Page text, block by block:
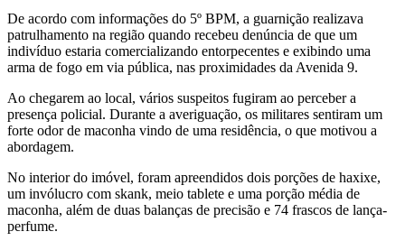
De acordo com informações do 5º BPM, a guarnição realizava
patrulhamento na região quando recebeu denúncia de que um
indivíduo estaria comercializando entorpecentes e exibindo uma
arma de fogo em via pública, nas proximidades da Avenida 9.
Ao chegarem ao local, vários suspeitos fugiram ao perceber a
presença policial. Durante a averiguação, os militares sentiram um
forte odor de maconha vindo de uma residência, o que motivou a
abordagem.
No interior do imóvel, foram apreendidos dois porções de haxixe,
um invólucro com skank, meio tablete e uma porção média de
maconha, além de duas balanças de precisão e 74 frascos de lança-
perfume.